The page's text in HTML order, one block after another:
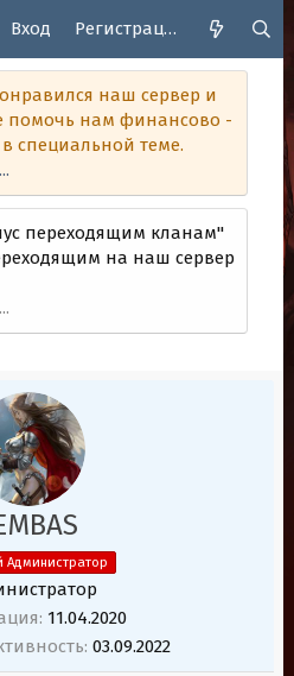
Вход Регистрация
наш сервер и
помочь нам финансово -
специальной теме.
переходящим кланам"
на наш сервер
Администратор
11.04.2020
03.09.2022